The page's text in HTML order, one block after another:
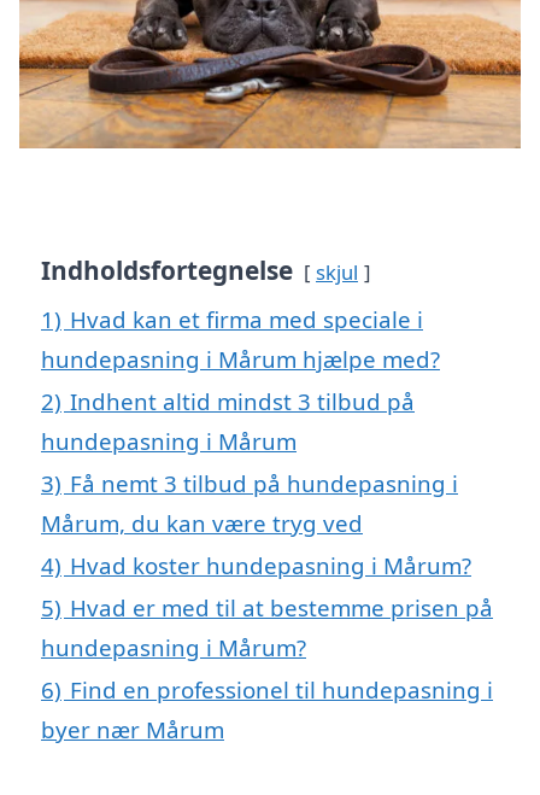
Indholdsfortegnelse skjul
1) Hvad kan et firma med speciale i
hundepasning i Mårum hjælpe med?
2) Indhent altid mindst 3 tilbud på
hundepasning i Mårum
3) Få nemt 3 tilbud på hundepasning i
Mårum, du kan være tryg ved
4) Hvad koster hundepasning i Mårum?
5) Hvad er med til at bestemme prisen på
hundepasning i Mårum?
6) Find en professionel til hundepasning i
byer nær Mårum